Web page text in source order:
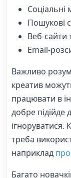
Пошукові
Веб-сайти
Email-
Важливо
креатив
працювати в
добре підійде
ігноруватися.
треба
наприклад
Багато